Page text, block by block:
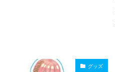
グッズ